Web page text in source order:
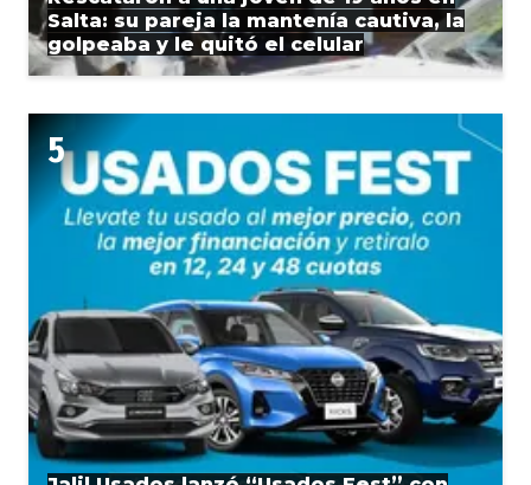
Salta: su pareja la mantenía cautiva, la
golpeaba y le quitó el celular